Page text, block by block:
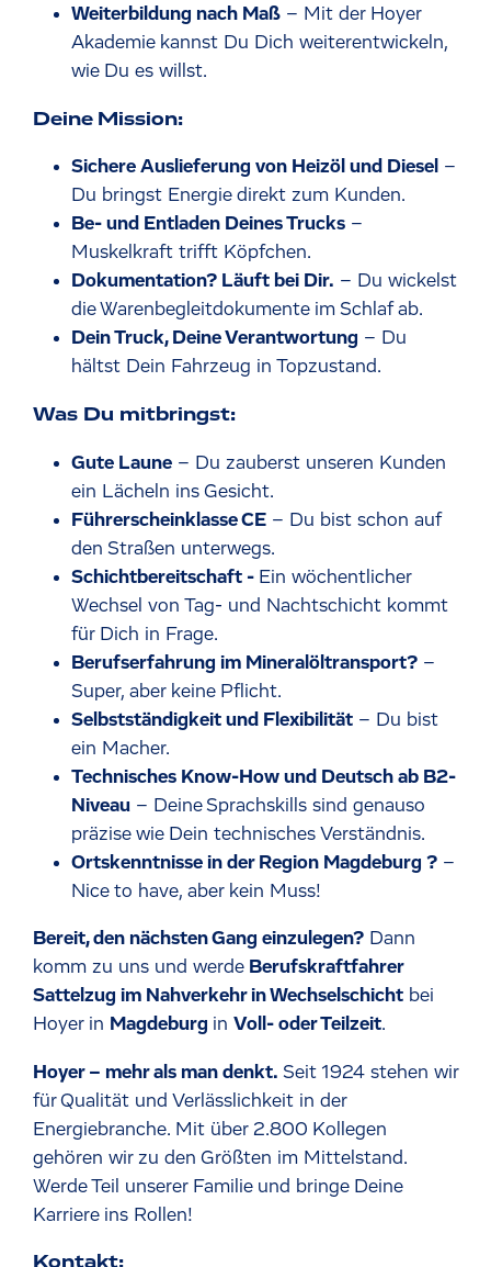
Weiterbildung nach Maß – Mit der Hoyer
Akademie kannst Du Dich weiterentwickeln,
wie Du es willst.
Deine Mission:
Sichere Auslieferung von Heizöl und Diesel –
Du bringst Energie direkt zum Kunden.
Be- und Entladen Deines Trucks –
Muskelkraft trifft Köpfchen.
Dokumentation? Läuft bei Dir. – Du wickelst
die Warenbegleitdokumente im Schlaf ab.
Dein Truck, Deine Verantwortung – Du
hältst Dein Fahrzeug in Topzustand.
Was Du mitbringst:
Gute Laune – Du zauberst unseren Kunden
ein Lächeln ins Gesicht.
Führerscheinklasse CE – Du bist schon auf
den Straßen unterwegs.
Schichtbereitschaft - Ein wöchentlicher
Wechsel von Tag- und Nachtschicht kommt
für Dich in Frage.
Berufserfahrung im Mineralöltransport? –
Super, aber keine Pflicht.
Selbstständigkeit und Flexibilität – Du bist
ein Macher.
Technisches Know-How und Deutsch ab B2-
Niveau – Deine Sprachskills sind genauso
präzise wie Dein technisches Verständnis.
Ortskenntnisse in der Region Magdeburg ? –
Nice to have, aber kein Muss!
Bereit, den nächsten Gang einzulegen? Dann
komm zu uns und werde Berufskraftfahrer
Sattelzug im Nahverkehr in Wechselschicht bei
Hoyer in Magdeburg in Voll- oder Teilzeit.
Hoyer – mehr als man denkt. Seit 1924 stehen wir
für Qualität und Verlässlichkeit in der
Energiebranche. Mit über 2.800 Kollegen
gehören wir zu den Größten im Mittelstand.
Werde Teil unserer Familie und bringe Deine
Karriere ins Rollen!
Kontakt: